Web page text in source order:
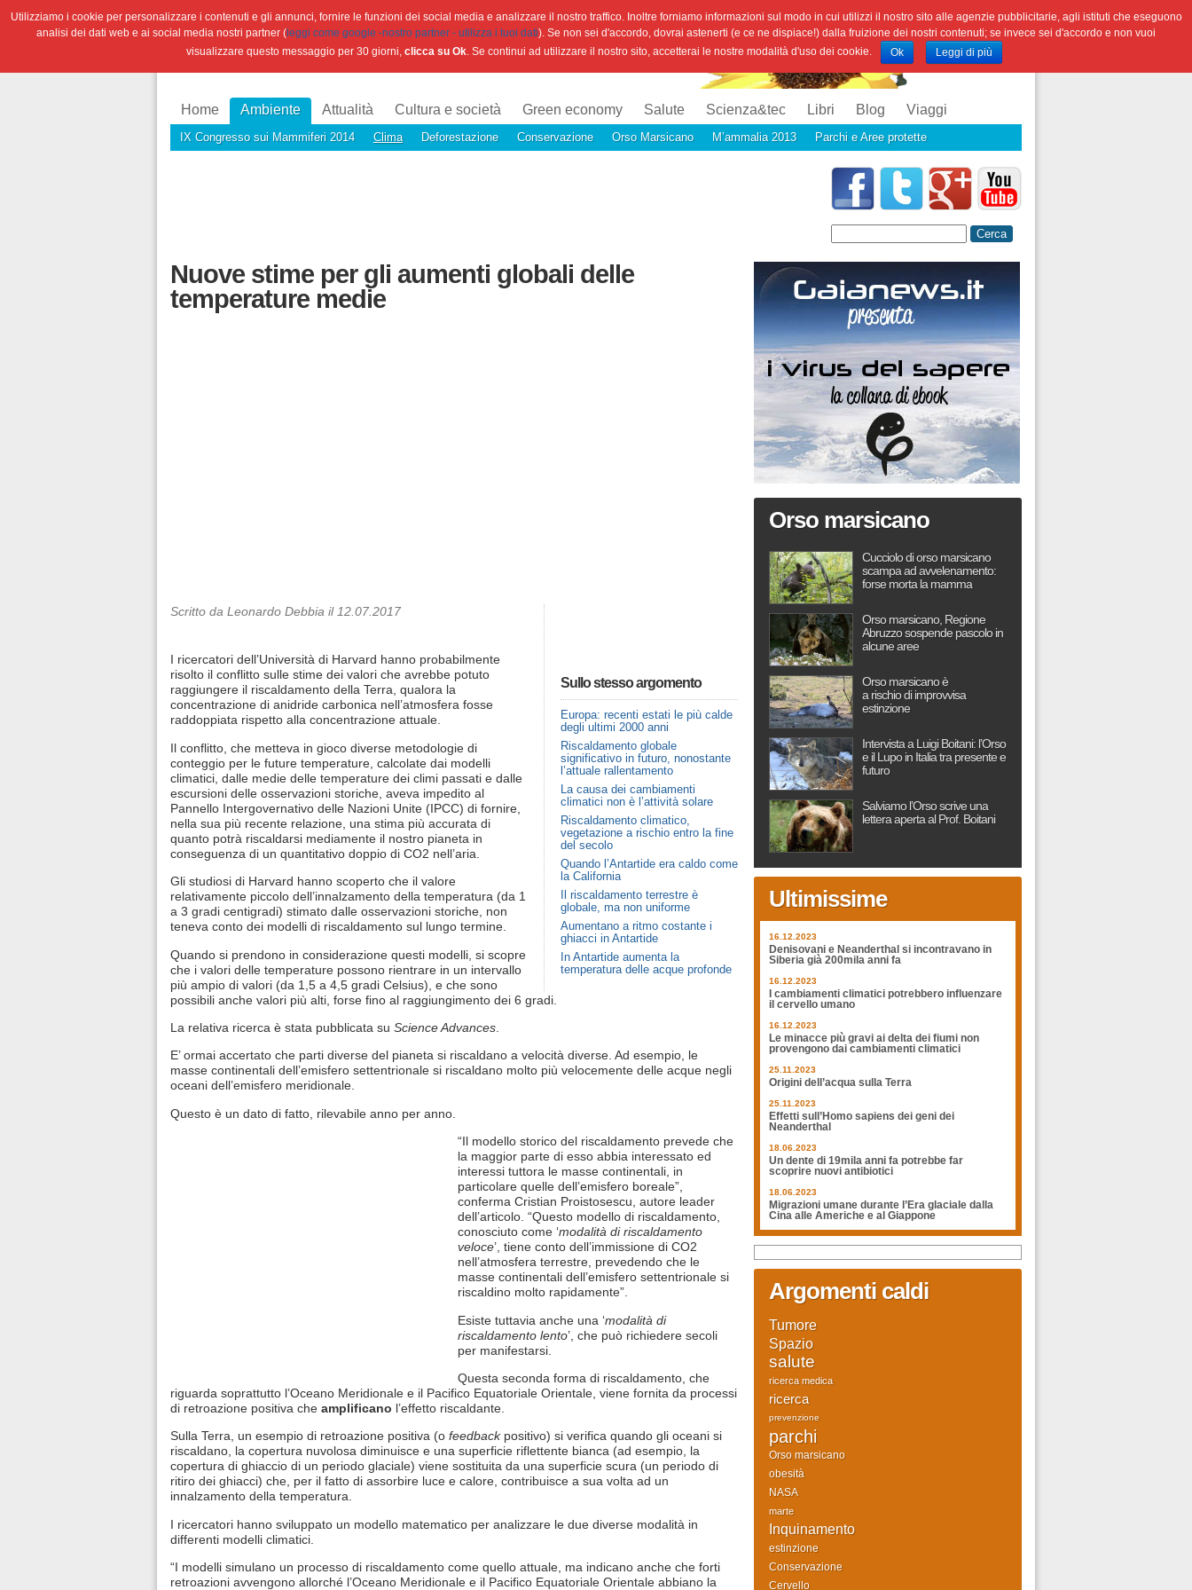
Home Ambiente
IX Congresso sui Mammiferi 2014 Clima Deforestazione Conservazione Orso Marsicano M’ammalia 2013 Parchi e Aree protette
Attualità Cultura e società Green economy Salute Scienza&tec Libri Blog Viaggi
Nuove stime per gli aumenti globali delle
temperature medie
Sullo stesso argomento
Europa: recenti estati le più calde
degli ultimi 2000 anni
Riscaldamento globale
significativo in futuro, nonostante
l’attuale rallentamento
La causa dei cambiamenti
climatici non è l’attività solare
Riscaldamento climatico,
vegetazione a rischio entro la fine
del secolo
Quando l’Antartide era caldo come
la California
Il riscaldamento terrestre è
globale, ma non uniforme
Aumentano a ritmo costante i
ghiacci in Antartide
In Antartide aumenta la
temperatura delle acque profonde
Scritto da Leonardo Debbia il 12.07.2017
I ricercatori dell’Università di Harvard hanno probabilmente
risolto il conflitto sulle stime dei valori che avrebbe potuto
raggiungere il riscaldamento della Terra, qualora la
concentrazione di anidride carbonica nell’atmosfera fosse
raddoppiata rispetto alla concentrazione attuale.
Il conflitto, che metteva in gioco diverse metodologie di
conteggio per le future temperature, calcolate dai modelli
climatici, dalle medie delle temperature dei climi passati e dalle
escursioni delle osservazioni storiche, aveva impedito al
Pannello Intergovernativo delle Nazioni Unite (IPCC) di fornire,
nella sua più recente relazione, una stima più accurata di
quanto potrà riscaldarsi mediamente il nostro pianeta in
conseguenza di un quantitativo doppio di CO2 nell’aria.
Gli studiosi di Harvard hanno scoperto che il valore
relativamente piccolo dell’innalzamento della temperatura (da 1
a 3 gradi centigradi) stimato dalle osservazioni storiche, non
teneva conto dei modelli di riscaldamento sul lungo termine.
Quando si prendono in considerazione questi modelli, si scopre
che i valori delle temperature possono rientrare in un intervallo
più ampio di valori (da 1,5 a 4,5 gradi Celsius), e che sono
possibili anche valori più alti, forse fino al raggiungimento dei 6 gradi.
La relativa ricerca è stata pubblicata su Science Advances
E’ ormai accertato che parti diverse del pianeta si riscaldano a velocità diverse. Ad esempio, le
masse continentali dell’emisfero settentrionale si riscaldano molto più velocemente delle acque negli
oceani dell’emisfero meridionale.
Questo è un dato di fatto, rilevabile anno per anno.
“Il modello storico del riscaldamento prevede che
la maggior parte di esso abbia interessato ed
interessi tuttora le masse continentali, in
particolare quelle dell’emisfero boreale”,
conferma Cristian Proistosescu, autore leader
dell’articolo. “Questo modello di riscaldamento,
conosciuto come ‘modalità di riscaldamento
veloce’, tiene conto dell’immissione di CO2
nell’atmosfera terrestre, prevedendo che le
masse continentali dell’emisfero settentrionale si
riscaldino molto rapidamente”.
Esiste tuttavia anche una ‘modalità di
riscaldamento lento’, che può richiedere secoli
per manifestarsi.
Questa seconda forma di riscaldamento, che
riguarda soprattutto l’Oceano Meridionale e il Pacifico Equatoriale Orientale, viene fornita da processi
di retroazione positiva che amplificano l’effetto riscaldante.
Sulla Terra, un esempio di retroazione positiva (o feedbackpositivo) si verifica quando gli oceani si
riscaldano, la copertura nuvolosa diminuisce e una superficie riflettente bianca (ad esempio, la
copertura di ghiaccio di un periodo glaciale) viene sostituita da una superficie scura (un periodo di
ritiro dei ghiacci) che, per il fatto di assorbire luce e calore, contribuisce a sua volta ad un
innalzamento della temperatura.
I ricercatori hanno sviluppato un modello matematico per analizzare le due diverse modalità in
differenti modelli climatici.
“I modelli simulano un processo di riscaldamento come quello attuale, ma indicano anche che forti
retroazioni avvengono allorché l’Oceano Meridionale e il Pacifico Equatoriale Orientale abbiano la
Orso marsicano
Cucciolo di orso marsicano
scampa ad avvelenamento:
forse morta la mamma
Orso marsicano, Regione
Abruzzo sospende pascolo in
alcune aree
Orso marsicano è
a rischio di improvvisa
estinzione
Intervista a Luigi Boitani: l’Orso
e il Lupo in Italia tra presente e
futuro
Salviamo l’Orso scrive una
lettera aperta al Prof. Boitani
Ultimissime
16.12.2023
Denisovani e Neanderthal si incontravano in
Siberia già 200mila anni fa
16.12.2023
I cambiamenti climatici potrebbero influenzare
il cervello umano
16.12.2023
Le minacce più gravi ai delta dei fiumi non
provengono dai cambiamenti climatici
25.11.2023
Origini dell’acqua sulla Terra
25.11.2023
Effetti sull’Homo sapiens dei geni dei
Neanderthal
18.06.2023
Un dente di 19mila anni fa potrebbe far
scoprire nuovi antibiotici
18.06.2023
Migrazioni umane durante l’Era glaciale dalla
Cina alle Americhe e al Giappone
Argomenti caldi
Tumore
Spazio
salute
ricerca medica
ricerca
prevenzione
parchi
Orso marsicano
obesità
NASA
marte
Inquinamento
estinzione
Conservazione
Cervello
Utilizziamo i cookie per personalizzare i contenuti e gli annunci, fornire le funzioni dei social media e analizzare il nostro traffico. Inoltre forniamo informazioni sul modo in cui utilizzi il nostro sito alle agenzie pubblicitarie, agli istituti che eseguono
analisi dei dati web e ai social media nostri partner ( leggi come google -nostro partner - utilizza i tuoi dati). Se non sei d'accordo, dovrai astenerti (e ce ne dispiace!) dalla fruizione dei nostri contenuti; se invece sei d'accordo e non vuoi
visualizzare questo messaggio per 30 giorni,clicca su Ok. Se continui ad utilizzare il nostro sito, accetterai le nostre modalità d'uso dei cookie. Ok Leggi di più